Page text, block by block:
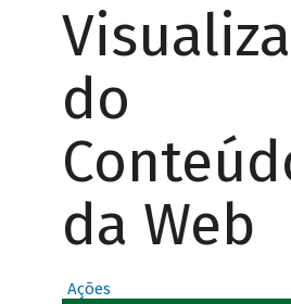
do
da Web
Ações